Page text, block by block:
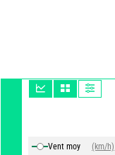
Vent moy
(km/h)